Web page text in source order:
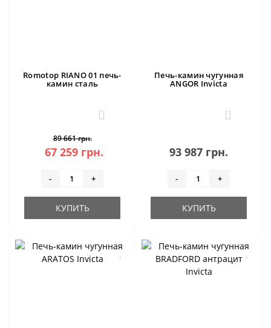
Romotop RIANO 01 печь-
камин сталь
3
89 661 грн.
67 259 грн.
- +
КУПИТЬ
Печь-камин чугунная
ANGOR Invicta
0
93 987 грн.
- +
КУПИТЬ